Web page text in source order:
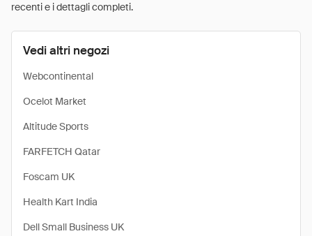
recenti e i dettagli completi.
Vedi altri negozi
Webcontinental
Ocelot Market
Altitude Sports
FARFETCH Qatar
Foscam UK
Health Kart India
Dell Small Business UK